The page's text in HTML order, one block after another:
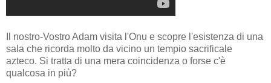
Il nostro-Vostro Adam visita l'Onu e scopre l'esistenza di una
sala che ricorda molto da vicino un tempio sacrificale
azteco. Si tratta di una mera coincidenza o forse c'è
qualcosa in più?